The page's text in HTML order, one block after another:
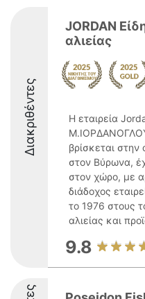
Διακριθέντες
JORDAN
αλιείας
Η εταιρεία
βρίσκεται
στον Βύρωνα,
στον χώρο, με
διάδοχος
το 1976 στους
αλιείας και
9.8